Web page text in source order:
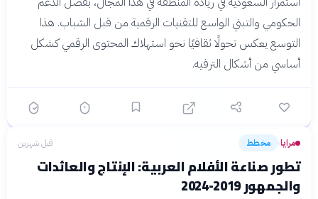
الحكومي والتبني الواسع للتقنيات الرقمية من قبل الشباب. هذا
التوسع يعكس تحولًا ثقافيًا نحو استهلاك المحتوى الرقمي كشكل
أساسي من أشكال الترفيه.
مرايا› مخطط قبل شهرين
تطور صناعة الأفلام العربية: الإنتاج والعائدات
والجمهور 2019-2024